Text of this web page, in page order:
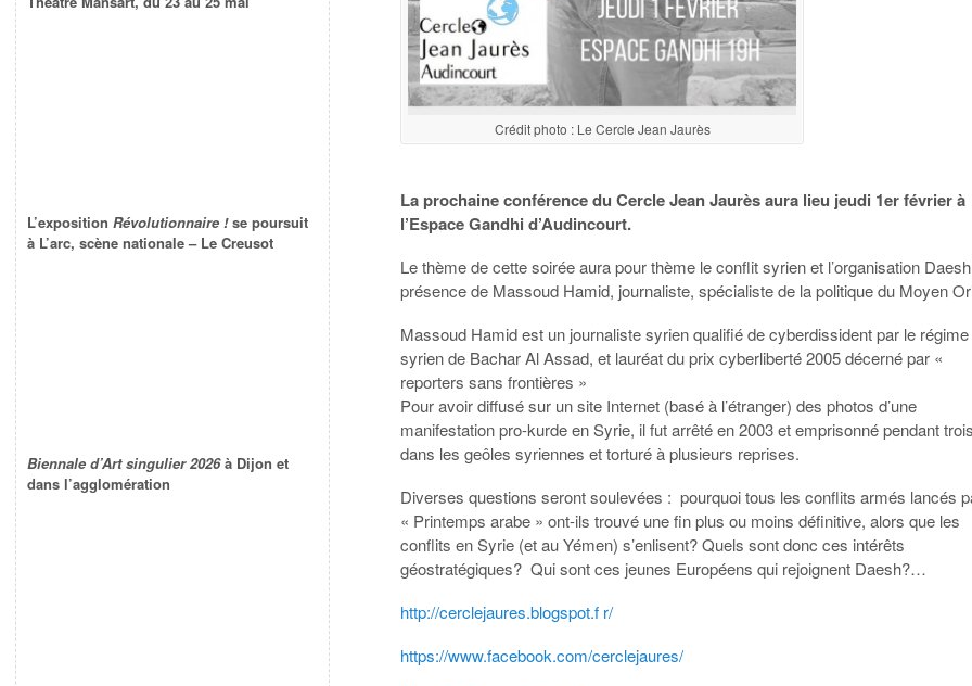
Crédit photo : Le Cercle Jean Jaurès
La prochaine conférence du Cercle Jean Jaurès aura lieu jeudi 1er février à
l’Espace Gandhi d’Audincourt.
Le thème de cette soirée aura pour thème le conflit syrien et l’organisation
présence de Massoud Hamid, journaliste, spécialiste de la politique du Moyen
Massoud Hamid est un journaliste syrien qualifié de cyberdissident par le régime
syrien de Bachar Al Assad, et lauréat du prix cyberliberté 2005 décerné par «
reporters sans frontières »
Pour avoir diffusé sur un site Internet (basé à l’étranger) des photos d’une
manifestation pro-kurde en Syrie, il fut arrêté en 2003 et emprisonné pendant
dans les geôles syriennes et torturé à plusieurs reprises.
Diverses questions seront soulevées : pourquoi tous les conflits armés lancés
« Printemps arabe » ont-ils trouvé une fin plus ou moins définitive, alors que les
conflits en Syrie (et au Yémen) s’enlisent? Quels sont donc ces intérêts
géostratégiques? Qui sont ces jeunes Européens qui rejoignent Daesh?…
http://cerclejaures.blogspot.f r/
https://www.facebook.com/cerclejaures/
L’exposition Révolutionnaire !se poursuit
à L’arc, scène nationale – Le Creusot
Biennale d’Art singulier 2026à Dijon et
dans l’agglomération